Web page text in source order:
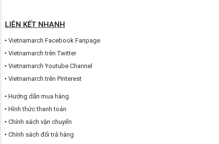
LIÊN KẾT NHANH
Vietnamarch Facebook Fanpage
Vietnamarch trên Twitter
Vietnamarch Youtube Channel
Vietnamarch trên Pinterest
Hướng dẫn mua hàng
Hình thức thanh toán
Chính sách vận chuyển
Chính sách đổi trả hàng